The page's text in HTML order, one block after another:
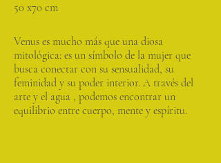
50 x70 cm
Venus es mucho más que una diosa
mitológica: es un símbolo de la mujer que
busca conectar con su sensualidad, su
feminidad y su poder interior. A través del
arte y el agua , podemos encontrar un
equilibrio entre cuerpo, mente y espíritu.